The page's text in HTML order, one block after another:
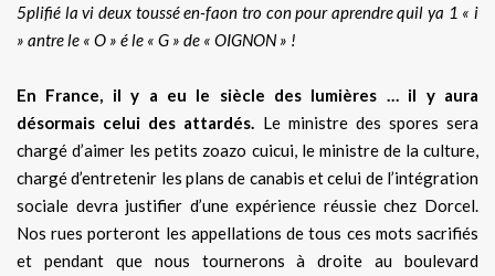
5plifié la vi deux toussé en-faon tro con pour aprendre quil ya 1 « i
» antre le « O » é le « G » de « OIGNON » !
En France, il y a eu le siècle des lumières … il y aura
désormais celui des attardés. Le ministre des spores sera
chargé d’aimer les petits zoazo cuicui, le ministre de la culture,
chargé d’entretenir les plans de canabis et celui de l’intégration
sociale devra justifier d’une expérience réussie chez Dorcel.
Nos rues porteront les appellations de tous ces mots sacrifiés
et pendant que nous tournerons à droite au boulevard